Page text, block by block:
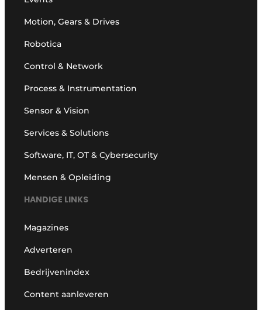
Motion, Gears & Drives
Robotica
Control & Network
Process & Instrumentation
Sensor & Vision
Services & Solutions
Software, IT, OT & Cybersecurity
Mensen & Opleiding
HANDIGE LINKS
Magazines
Adverteren
Bedrijvenindex
Content aanleveren